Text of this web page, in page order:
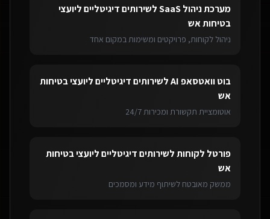
מערכת ניהול SaaS לשירותים דיגיטליים ליועצי
בטיחות אש
ניהול לקוחות, פרויקטים ומשימות במקום אחד
בוט וואטסאפ AI לשירותים דיגיטליים ליועצי בטיחות
אש
אוטומציית תקשורת ומכירות 24/7
פורטל לקוחותלשירותים דיגיטליים ליועצי בטיחות
אש
ממשק מאובטח לשיתוף מידע ומסמכים